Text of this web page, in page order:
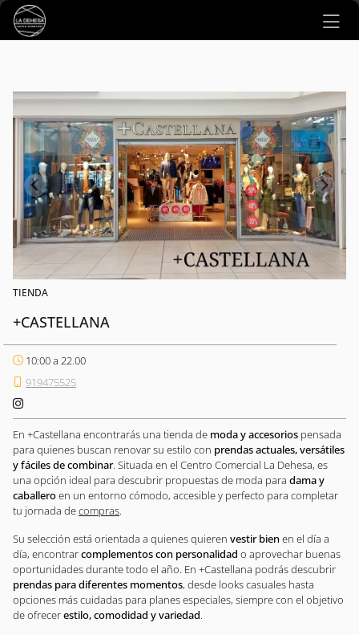
Ir al contenido principal
TIENDA
+CASTELLANA
10:00 a 22.00
919475525
En +Castellana encontrarás una tienda de moda y accesorios pensada
para quienes buscan renovar su estilo con prendas actuales, versátiles
y fáciles de combinar. Situada en el Centro Comercial La Dehesa, es
una opción ideal para descubrir propuestas de moda para dama y
caballeroen un entorno cómodo, accesible y perfecto para completar
tu jornada decompras
Su selección está orientada a quienes quieren vestir bien en el día a
día, encontrarcomplementos con personalidad o aprovechar buenas
oportunidades durante todo el año. En +Castellana podrás descubrir
prendas para diferentes momentos, desde looks casuales hasta
opciones más cuidadas para planes especiales, siempre con el objetivo
de ofrecerestilo, comodidad y variedad